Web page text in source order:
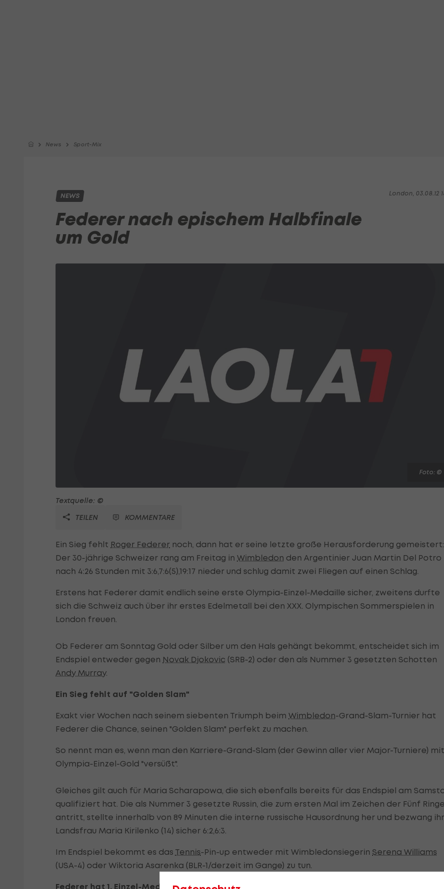
News Sport-Mix
London, 03.08.12
NEWS
Federer nach epischem Halbfinale
um Gold
Foto: ©
Textquelle: ©
TEILEN
KOMMENTARE
Ein Sieg fehlt Roger Federer noch, dann hat er seine letzte große Herausforderung gemeistert:
Der 30-jährige Schweizer rang am Freitag in Wimbledon den Argentinier Juan Martin Del Potro
nach 4:26 Stunden mit 3:6,7:6(5),19:17 nieder und schlug damit zwei Fliegen auf einen Schlag.
Erstens hat Federer damit endlich seine erste Olympia-Einzel-Medaille sicher, zweitens durfte
sich die Schweiz auch über ihr erstes Edelmetall bei den XXX. Olympischen Sommerspielen in
London freuen.
Ob Federer am Sonntag Gold oder Silber um den Hals gehängt bekommt, entscheidet sich im
Endspiel entweder gegen Novak Djokovic (SRB-2) oder den als Nummer 3 gesetzten Schotten
Andy Murray.
Ein Sieg fehlt auf "Golden Slam"
Exakt vier Wochen nach seinem siebenten Triumph beim Wimbledon-Grand-Slam-Turnier hat
Federer die Chance, seinen "Golden Slam" perfekt zu machen.
So nennt man es, wenn man den Karriere-Grand-Slam (der Gewinn aller vier Major-Turniere) mit
Olympia-Einzel-Gold "versüßt".
Gleiches gilt auch für Maria Scharapowa, die sich ebenfalls bereits für das Endspiel am
qualifiziert hat. Die als Nummer 3 gesetzte Russin, die zum ersten Mal im Zeichen der Fünf
antritt, stellte innerhalb von 89 Minuten die interne russische Hausordnung her und bezwang
Landsfrau Maria Kirilenko (14) sicher 6:2,6:3.
Im Endspiel bekommt es das Tennis-Pin-up entweder mit Wimbledonsiegerin Serena Williams
(USA-4) oder Wiktoria Asarenka (BLR-1/derzeit im Gange) zu tun.
Federer hat 1. Einzel-Medaille sicher